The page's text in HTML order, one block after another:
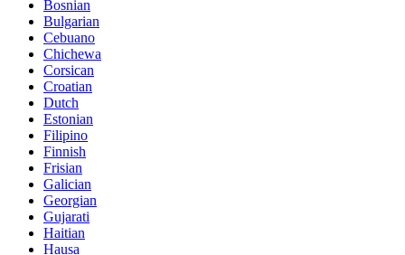
Bosnian
Bulgarian
Cebuano
Chichewa
Corsican
Croatian
Dutch
Estonian
Filipino
Finnish
Frisian
Galician
Georgian
Gujarati
Haitian
Hausa